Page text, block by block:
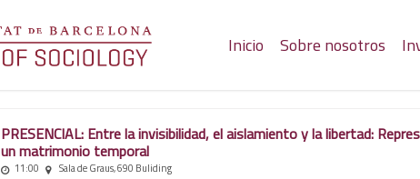
Inicio Sobre nosotros
PRESENCIAL: Entre la invisibilidad, el aislamiento y la libertad:
un matrimonio temporal
11:00
Sala de Graus, 690 Buliding